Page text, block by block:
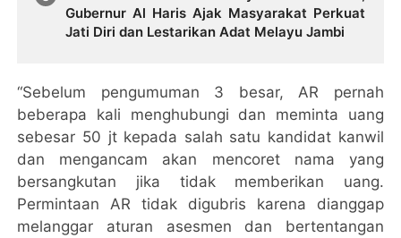
Gubernur Al Haris Ajak Masyarakat Perkuat
Jati Diri dan Lestarikan Adat Melayu Jambi
“Sebelum pengumuman 3 besar, AR pernah
beberapa kali menghubungi dan meminta uang
sebesar 50 jt kepada salah satu kandidat kanwil
dan mengancam akan mencoret nama yang
bersangkutan jika tidak memberikan uang.
Permintaan AR tidak digubris karena dianggap
melanggar aturan asesmen dan bertentangan